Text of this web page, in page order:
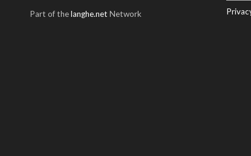
Part of thelanghe.net Network